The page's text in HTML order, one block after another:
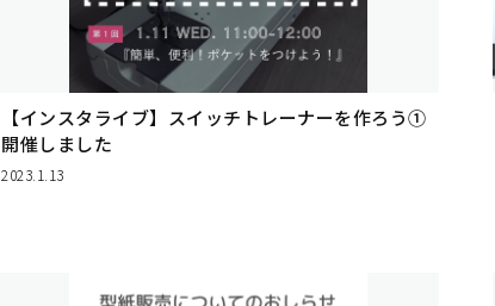
【インスタライブ】スイッチトレーナーを作ろう①
開催しました
2023.1.13